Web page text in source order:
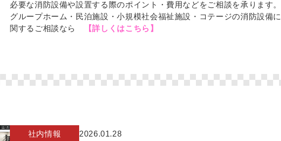
必要な消防設備や設置する際のポイント・費用などをご相談を承ります。
グループホーム・民泊施設・小規模社会福祉施設・コテージの消防設備に
関するご相談なら
【詳しくはこちら】
社内情報 2026.01.28